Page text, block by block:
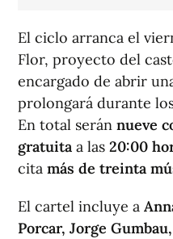
El ciclo arranca el
Flor, proyecto del
encargado de abrir
prolongará durante
En total serán nueve
gratuita a las 20:00
cita más de treinta
El cartel incluye a
Porcar, Jorge